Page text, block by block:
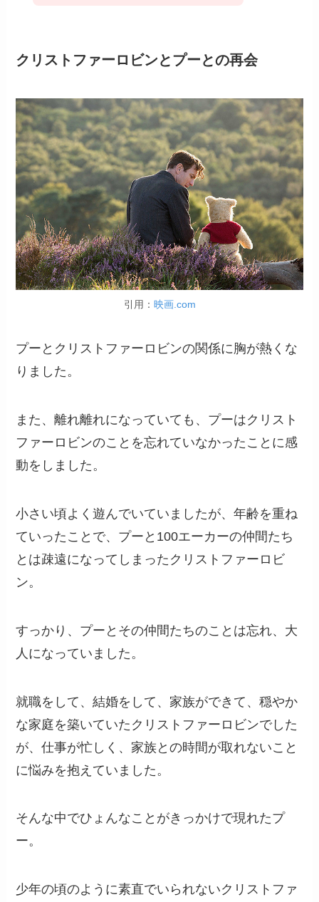
クリストファーロビンとプーとの再会
引用： 映画.com
プーとクリストファーロビンの関係に胸が熱くな
りました。
また、離れ離れになっていても、プーはクリスト
ファーロビンのことを忘れていなかったことに感
動をしました。
小さい頃よく遊んでいていましたが、年齢を重ね
ていったことで、プーと100エーカーの仲間たち
とは疎遠になってしまったクリストファーロビ
ン。
すっかり、プーとその仲間たちのことは忘れ、大
人になっていました。
就職をして、結婚をして、家族ができて、穏やか
な家庭を築いていたクリストファーロビンでした
が、仕事が忙しく、家族との時間が取れないこと
に悩みを抱えていました。
そんな中でひょんなことがきっかけで現れたプ
ー。
少年の頃のように素直でいられないクリストファ